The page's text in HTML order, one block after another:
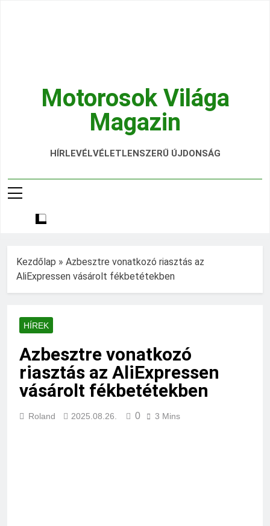
Motorosok Világa
Magazin
Hírek, Tesztek, Élmények Egy Helyen!
HÍRLEVÉLVÉLETLENSZERŰ ÚJDONSÁG
Kezdőlap » Azbesztre vonatkozó riasztás az
AliExpressen vásárolt fékbetétekben
HÍREK
Azbesztre vonatkozó
riasztás az AliExpressen
vásárolt fékbetétekben
Roland 2025.08.26. 0 3 Mins